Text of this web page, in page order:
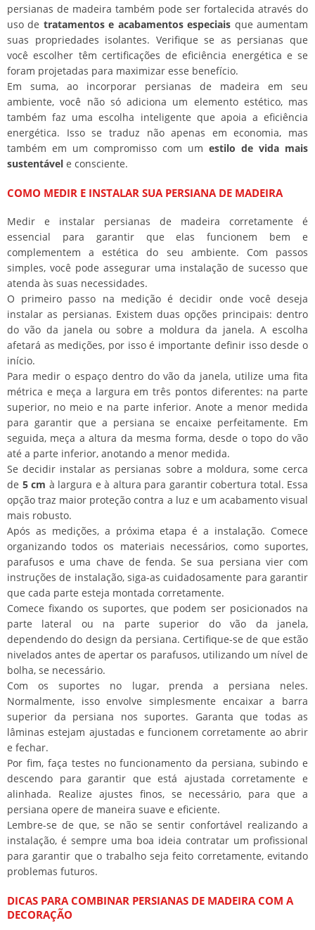
persianas de madeira também pode ser fortalecida através do
uso de tratamentos e acabamentos especiais que aumentam
suas propriedades isolantes. Verifique se as persianas que
você escolher têm certificações de eficiência energética e se
foram projetadas para maximizar esse benefício.
Em suma, ao incorporar persianas de madeira em seu
ambiente, você não só adiciona um elemento estético, mas
também faz uma escolha inteligente que apoia a eficiência
energética. Isso se traduz não apenas em economia, mas
também em um compromisso com um estilo de vida mais
sustentável e consciente.
COMO MEDIR E INSTALAR SUA PERSIANA DE MADEIRA
Medir e instalar persianas de madeira corretamente é
essencial para garantir que elas funcionem bem e
complementem a estética do seu ambiente. Com passos
simples, você pode assegurar uma instalação de sucesso que
atenda às suas necessidades.
O primeiro passo na medição é decidir onde você deseja
instalar as persianas. Existem duas opções principais: dentro
do vão da janela ou sobre a moldura da janela. A escolha
afetará as medições, por isso é importante definir isso desde o
início.
Para medir o espaço dentro do vão da janela, utilize uma fita
métrica e meça a largura em três pontos diferentes: na parte
superior, no meio e na parte inferior. Anote a menor medida
para garantir que a persiana se encaixe perfeitamente. Em
seguida, meça a altura da mesma forma, desde o topo do vão
até a parte inferior, anotando a menor medida.
Se decidir instalar as persianas sobre a moldura, some cerca
de 5 cm à largura e à altura para garantir cobertura total. Essa
opção traz maior proteção contra a luz e um acabamento visual
mais robusto.
Após as medições, a próxima etapa é a instalação. Comece
organizando todos os materiais necessários, como suportes,
parafusos e uma chave de fenda. Se sua persiana vier com
instruções de instalação, siga-as cuidadosamente para garantir
que cada parte esteja montada corretamente.
Comece fixando os suportes, que podem ser posicionados na
parte lateral ou na parte superior do vão da janela,
dependendo do design da persiana. Certifique-se de que estão
nivelados antes de apertar os parafusos, utilizando um nível de
bolha, se necessário.
Com os suportes no lugar, prenda a persiana neles.
Normalmente, isso envolve simplesmente encaixar a barra
superior da persiana nos suportes. Garanta que todas as
lâminas estejam ajustadas e funcionem corretamente ao abrir
e fechar.
Por fim, faça testes no funcionamento da persiana, subindo e
descendo para garantir que está ajustada corretamente e
alinhada. Realize ajustes finos, se necessário, para que a
persiana opere de maneira suave e eficiente.
Lembre-se de que, se não se sentir confortável realizando a
instalação, é sempre uma boa ideia contratar um profissional
para garantir que o trabalho seja feito corretamente, evitando
problemas futuros.
DICAS PARA COMBINAR PERSIANAS DE MADEIRA COM A
DECORAÇÃO